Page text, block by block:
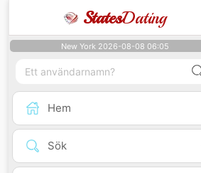
StatesDating
New York 2026-08-08 06:05
Hem
Sök